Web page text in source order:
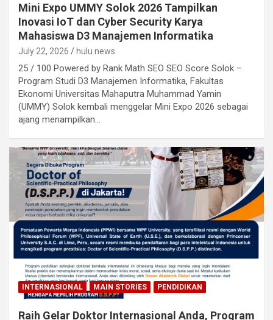
Mini Expo UMMY Solok 2026 Tampilkan
Inovasi IoT dan Cyber Security Karya
Mahasiswa D3 Manajemen Informatika
July 22, 2026 hulu news
25 / 100 Powered by Rank Math SEO SEO Score Solok –
Program Studi D3 Manajemen Informatika, Fakultas
Ekonomi Universitas Mahaputra Muhammad Yamin
(UMMY) Solok kembali menggelar Mini Expo 2026 sebagai
ajang menampilkan…
INTERNASIONAL MAIN STORIES PENDIDIKAN
Raih Gelar Doktor Internasional Anda, Program